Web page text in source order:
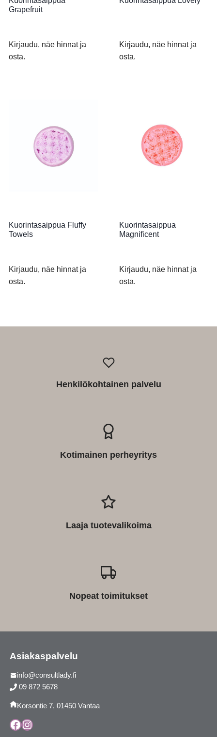
Grapefruit
Kirjaudu, näe hinnat ja
osta.
Kirjaudu, näe hinnat ja
osta.
Kuorintasaippua Fluffy
Towels
Kirjaudu, näe hinnat ja
osta.
Kuorintasaippua
Magnificent
Kirjaudu, näe hinnat ja
osta.
Henkilökohtainen palvelu
Kotimainen perheyritys
Laaja tuotevalikoima
Nopeat toimitukset
Asiakaspalvelu
info@consultlady.fi
09 872 5678
Korsontie 7, 01450 Vantaa
Facebook
Instagram